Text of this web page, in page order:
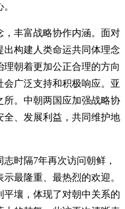
丰富战略协作内涵。面对
出构建人类命运共同体理念
朝着更加公正合理的方向
广泛支持和积极响应。亚
。中朝两国应加强战略协
、发展利益，共同维护地
时隔7年再次访问朝鲜，
最隆重、最热烈的欢迎。
壤，体现了对朝中关系的